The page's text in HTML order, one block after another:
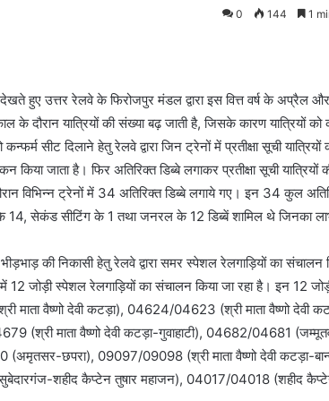
0 144 1
हुए उत्तर रेलवे के फिरोजपुर मंडल द्वारा इस वित्त वर्ष के अप्रैल
के दौरान यात्रियों की संख्या बढ़ जाती है, जिसके कारण यात्रियों को
सीट दिलाने हेतु रेलवे द्वारा जिन ट्रेनों में प्रतीक्षा सूची यात्रियों
जाता है। फिर अतिरिक्त डिब्बे लगाकर प्रतीक्षा सूची यात्रियों
विभिन्न ट्रेनों में 34 अतिरिक्त डिब्बे लगाये गए। इन 34 कुल
14, सेकंड सीटिंग के 1 तथा जनरल के 12 डिब्बें शामिल थे जिनका
की निकासी हेतु रेलवे द्वारा समर स्पेशल रेलगाड़ियों का संचालन
12 जोड़ी स्पेशल रेलगाड़ियों का संचालन किया जा रहा है। इन 12
माता वैष्णो देवी कटड़ा), 04624/04623 (श्री माता वैष्णो देवी
(श्री माता वैष्णो देवी कटड़ा-गुवाहाटी), 04682/04681
छपरा), 09097/09098 (श्री माता वैष्णो देवी कटड़ा-
शहीद कैप्टेन तुषार महाजन), 04017/04018 (शहीद